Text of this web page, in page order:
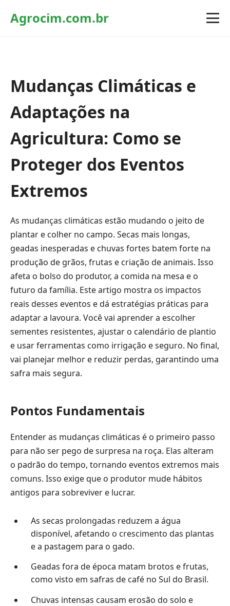
Agrocim.com.br
Mudanças Climáticas e
Adaptações na
Agricultura: Como se
Proteger dos Eventos
Extremos
As mudanças climáticas estão mudando o jeito de
plantar e colher no campo. Secas mais longas,
geadas inesperadas e chuvas fortes batem forte na
produção de grãos, frutas e criação de animais. Isso
afeta o bolso do produtor, a comida na mesa e o
futuro da família. Este artigo mostra os impactos
reais desses eventos e dá estratégias práticas para
adaptar a lavoura. Você vai aprender a escolher
sementes resistentes, ajustar o calendário de plantio
e usar ferramentas como irrigação e seguro. No final,
vai planejar melhor e reduzir perdas, garantindo uma
safra mais segura.
Pontos Fundamentais
Entender as mudanças climáticas é o primeiro passo
para não ser pego de surpresa na roça. Elas alteram
o padrão do tempo, tornando eventos extremos mais
comuns. Isso exige que o produtor mude hábitos
antigos para sobreviver e lucrar.
As secas prolongadas reduzem a água
disponível, afetando o crescimento das plantas
e a pastagem para o gado.
Geadas fora de época matam brotos e frutas,
como visto em safras de café no Sul do Brasil.
Chuvas intensas causam erosão do solo e